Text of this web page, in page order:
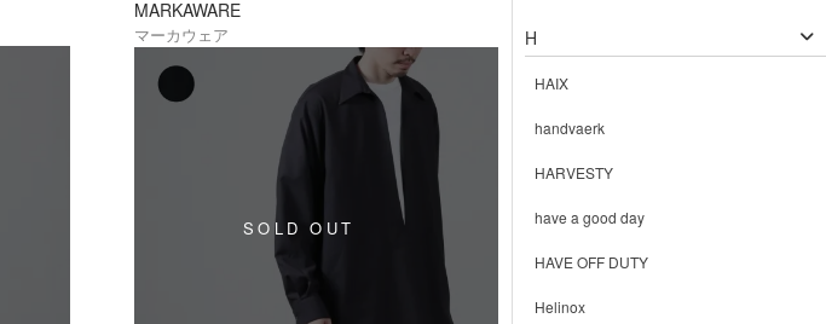
MARKAWARE
マーカウェア H
HAIX
handvaerk
HARVESTY
have a good day
HAVE OFF DUTY
Helinox